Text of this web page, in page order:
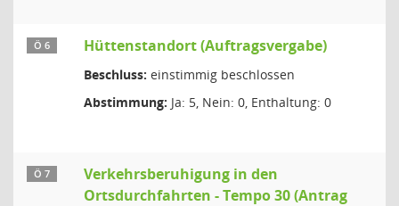
Ö 6 Hüttenstandort (Auftragsvergabe)
Beschluss: einstimmig beschlossen
Abstimmung: Ja: 5, Nein: 0, Enthaltung: 0
Ö 7
Verkehrsberuhigung in den
Ortsdurchfahrten - Tempo 30 (Antrag